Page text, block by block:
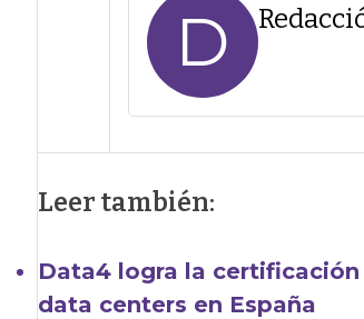
D
Leer también:
Data4 logra la certificación
data centers en España